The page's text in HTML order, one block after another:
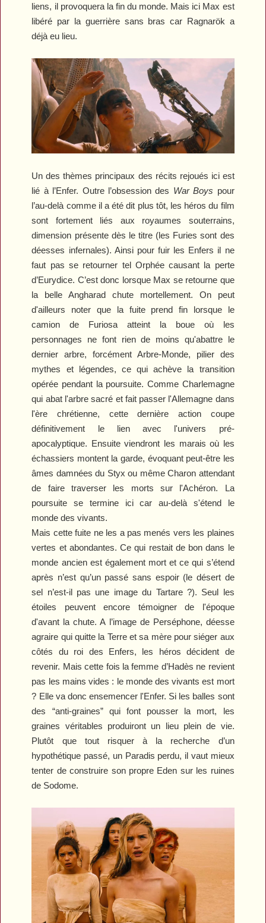
liens, il provoquera la fin du monde. Mais ici Max est
libéré par la guerrière sans bras car Ragnarök a
déjà eu lieu.
Un des thèmes principaux des récits rejoués ici est
lié à l’Enfer. Outre l’obsession des War Boys pour
l’au-delà comme il a été dit plus tôt, les héros du film
sont fortement liés aux royaumes souterrains,
dimension présente dès le titre (les Furies sont des
déesses infernales). Ainsi pour fuir les Enfers il ne
faut pas se retourner tel Orphée causant la perte
d’Eurydice. C’est donc lorsque Max se retourne que
la belle Angharad chute mortellement. On peut
d'ailleurs noter que la fuite prend fin lorsque le
camion de Furiosa atteint la boue où les
personnages ne font rien de moins qu'abattre le
dernier arbre, forcément Arbre-Monde, pilier des
mythes et légendes, ce qui achève la transition
opérée pendant la poursuite. Comme Charlemagne
qui abat l'arbre sacré et fait passer l'Allemagne dans
l'ère chrétienne, cette dernière action coupe
définitivement le lien avec l'univers pré-
apocalyptique. Ensuite viendront les marais où les
échassiers montent la garde, évoquant peut-être les
âmes damnées du Styx ou même Charon attendant
de faire traverser les morts sur l'Achéron. La
poursuite se termine ici car au-delà s'étend le
monde des vivants.
Mais cette fuite ne les a pas menés vers les plaines
vertes et abondantes. Ce qui restait de bon dans le
monde ancien est également mort et ce qui s’étend
après n’est qu’un passé sans espoir (le désert de
sel n’est-il pas une image du Tartare ?). Seul les
étoiles peuvent encore témoigner de l'époque
d'avant la chute. A l’image de Perséphone, déesse
agraire qui quitte la Terre et sa mère pour siéger aux
côtés du roi des Enfers, les héros décident de
revenir. Mais cette fois la femme d’Hadès ne revient
pas les mains vides : le monde des vivants est mort
? Elle va donc ensemencer l'Enfer. Si les balles sont
des “anti-graines” qui font pousser la mort, les
graines véritables produiront un lieu plein de vie.
Plutôt que tout risquer à la recherche d’un
hypothétique passé, un Paradis perdu, il vaut mieux
tenter de construire son propre Eden sur les ruines
de Sodome.